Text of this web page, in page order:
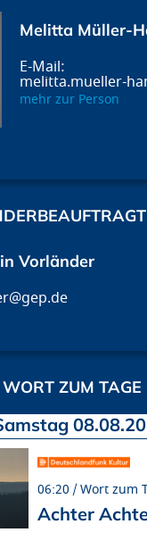
Melitta Müller-
melitta.mueller-
mehr zur Person
Vorländer
WORT ZUM TAGE
06:20 Wort zum
Achter